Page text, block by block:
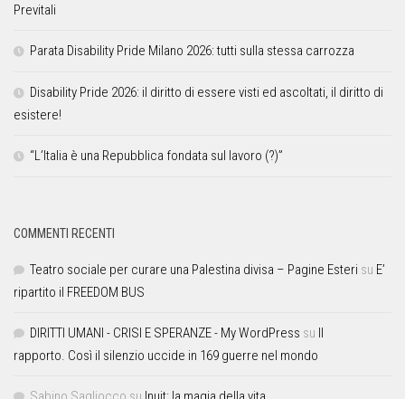
Previtali
Parata Disability Pride Milano 2026: tutti sulla stessa carrozza
Disability Pride 2026: il diritto di essere visti ed ascoltati, il diritto di
esistere!
“L’Italia è una Repubblica fondata sul lavoro (?)”
COMMENTI RECENTI
Teatro sociale per curare una Palestina divisa – Pagine Esteri su E’
ripartito il FREEDOM BUS
DIRITTI UMANI - CRISI E SPERANZE - My WordPress su Il
rapporto. Così il silenzio uccide in 169 guerre nel mondo